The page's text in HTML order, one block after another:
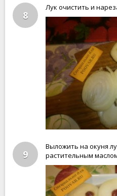
8
Лук очистить и
9
Выложить на окуня
растительным